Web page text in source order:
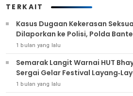
TERKAIT
Kasus Dugaan Kekerasan
Dilaporkan ke Polisi, Polda
1 bulan yang lalu
Semarak Langit Warnai HUT
Sergai Gelar Festival
1 bulan yang lalu